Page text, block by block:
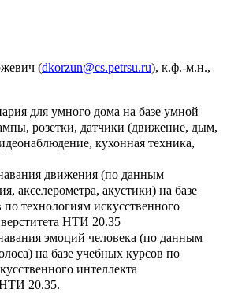
(dkorzun@cs.petrsu.ru), к.ф.-м.н.,
для умного дома на базе умной
розетки, датчики (движение, дым,
кухонная техника,
движения (по данным
акселерометра, акустики) на базе
технологиям искусственного
НТИ 20.35
эмоций человека (по данным
на базе учебных курсов по
интеллекта
НТИ 20.35.